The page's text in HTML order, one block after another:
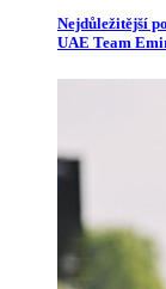
Nejdůležitější
UAE Team